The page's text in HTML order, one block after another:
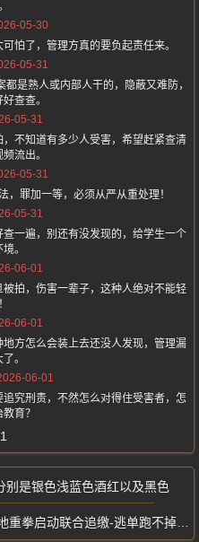
05-30
怕了，管理方真的要负起责任来。
05-31
是熟人或内部人干的，隐蔽又难防，
查查。
05-31
不知道有多少人受害，希望赶紧查清
流出。
05-31
，罪加一等，必须从严从重处理！
05-31
一遍，别还有没发现的，给学生一个
。
06-01
拍，伤害一辈子，这种人绝对不能轻
06-01
方怎么会装上去还没人发现，管理漏
。
06-01
究刑责，不然怎么对得住受害者，怎
育？
别是银色浅蓝色酒红以及黑色
动联合追缴-逃单跑不掉将影响信用